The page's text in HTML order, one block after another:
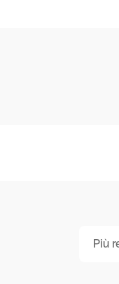
Più